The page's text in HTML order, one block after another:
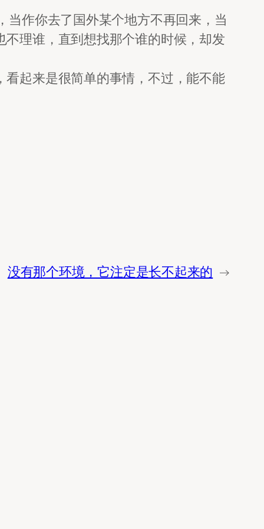
作你去了国外某个地方不再回来，当
理谁，直到想找那个谁的时候，却发
起来是很简单的事情，不过，能不能
没有那个环境，它注定是长不起来的 →